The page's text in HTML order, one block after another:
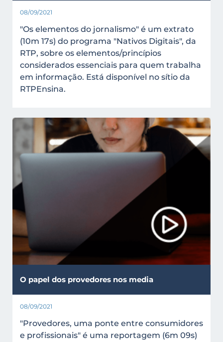
08/09/2021
"Os elementos do jornalismo" é um extrato
(10m 17s) do programa "Nativos Digitais", da
RTP, sobre os elementos/princípios
considerados essenciais para quem trabalha
em informação. Está disponível no sítio da
RTPEnsina.
O papel dos provedores nos media
08/09/2021
"Provedores, uma ponte entre consumidores
e profissionais" é uma reportagem (6m 09s)